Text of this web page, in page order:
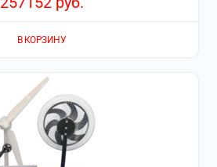
В КОРЗИНУ